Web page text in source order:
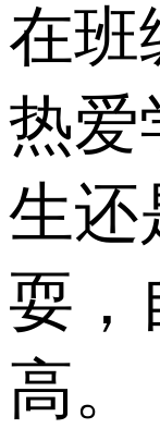
在班
热爱
生还
耍，
高。